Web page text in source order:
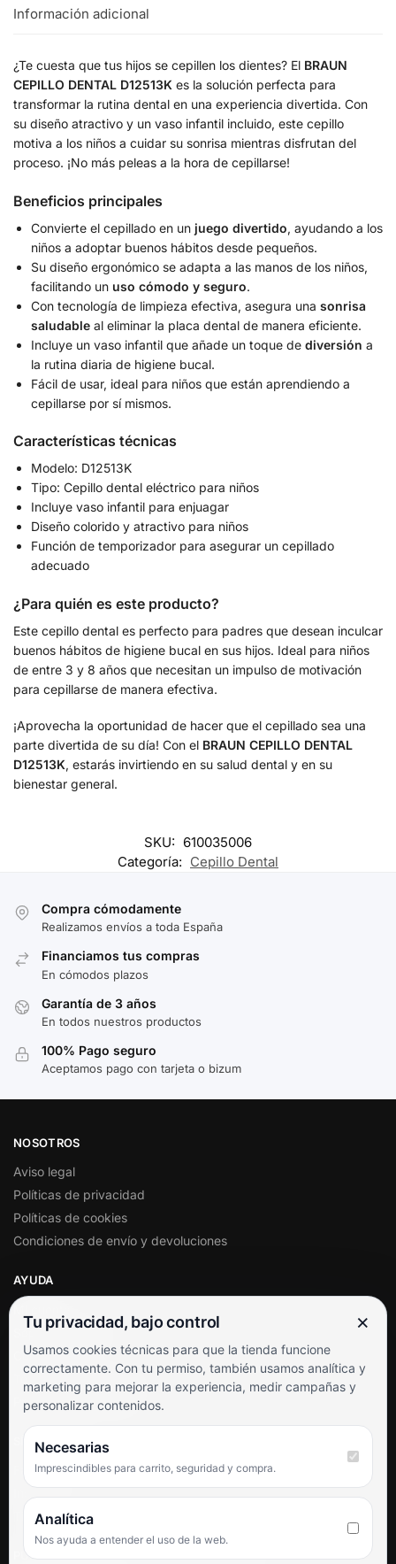
Información adicional
¿Te cuesta que tus hijos se cepillen los dientes? El BRAUN
CEPILLO DENTAL D12513K es la solución perfecta para
transformar la rutina dental en una experiencia divertida. Con
su diseño atractivo y un vaso infantil incluido, este cepillo
motiva a los niños a cuidar su sonrisa mientras disfrutan del
proceso. ¡No más peleas a la hora de cepillarse!
Beneficios principales
Convierte el cepillado en un juego divertido, ayudando a los
niños a adoptar buenos hábitos desde pequeños.
Su diseño ergonómico se adapta a las manos de los niños,
facilitando un uso cómodo y seguro.
Con tecnología de limpieza efectiva, asegura una sonrisa
saludable al eliminar la placa dental de manera eficiente.
Incluye un vaso infantil que añade un toque de diversión a
la rutina diaria de higiene bucal.
Fácil de usar, ideal para niños que están aprendiendo a
cepillarse por sí mismos.
Características técnicas
Modelo: D12513K
Tipo: Cepillo dental eléctrico para niños
Incluye vaso infantil para enjuagar
Diseño colorido y atractivo para niños
Función de temporizador para asegurar un cepillado
adecuado
¿Para quién es este producto?
Este cepillo dental es perfecto para padres que desean inculcar
buenos hábitos de higiene bucal en sus hijos. Ideal para niños
de entre 3 y 8 años que necesitan un impulso de motivación
para cepillarse de manera efectiva.
¡Aprovecha la oportunidad de hacer que el cepillado sea una
parte divertida de su día! Con el BRAUN CEPILLO DENTAL
D12513K, estarás invirtiendo en su salud dental y en su
bienestar general.
SKU: 610035006
Categoría: Cepillo Dental
Compra cómodamente
Realizamos envíos a toda España
Financiamos tus compras
En cómodos plazos
Garantía de 3 años
En todos nuestros productos
100% Pago seguro
Aceptamos pago con tarjeta o bizum
NOSOTROS
Aviso legal
Políticas de privacidad
Políticas de cookies
Condiciones de envío y devoluciones
AYUDA
Soporte al cliente
Contacto
Términos y condiciones
Preguntas frecuentes
SÍGUENOS
Facebook
TikTok
PUNTUACIÓN DE 4,6 SOBRE 5 EN GOOGLE
Tu privacidad, bajo control ×
Usamos cookies técnicas para que la tienda funcione
correctamente. Con tu permiso, también usamos analítica y
marketing para mejorar la experiencia, medir campañas y
personalizar contenidos.
Necesarias
Imprescindibles para carrito, seguridad y compra.
Analítica
Nos ayuda a entender el uso de la web.